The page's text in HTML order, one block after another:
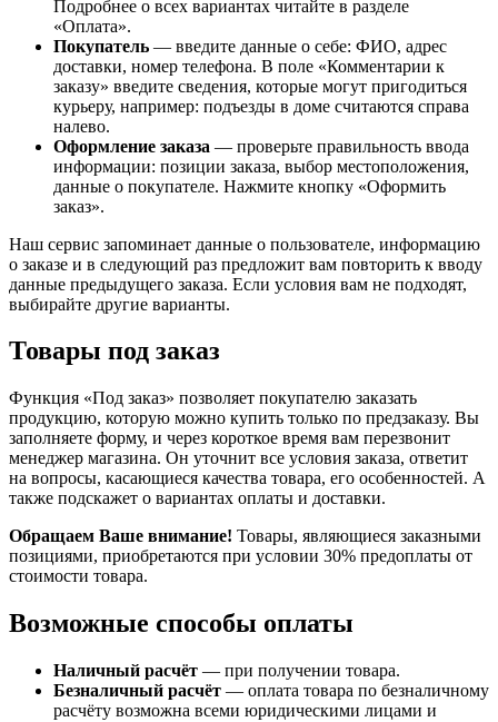
Подробнее о всех вариантах читайте в разделе
«Оплата».
Покупатель — введите данные о себе: ФИО, адрес
доставки, номер телефона. В поле «Комментарии к
заказу» введите сведения, которые могут пригодиться
курьеру, например: подъезды в доме считаются справа
налево.
Оформление заказа — проверьте правильность ввода
информации: позиции заказа, выбор местоположения,
данные о покупателе. Нажмите кнопку «Оформить
заказ».
Наш сервис запоминает данные о пользователе, информацию
о заказе и в следующий раз предложит вам повторить к вводу
данные предыдущего заказа. Если условия вам не подходят,
выбирайте другие варианты.
Товары под заказ
Функция «Под заказ» позволяет покупателю заказать
продукцию, которую можно купить только по предзаказу. Вы
заполняете форму, и через короткое время вам перезвонит
менеджер магазина. Он уточнит все условия заказа, ответит
на вопросы, касающиеся качества товара, его особенностей. А
также подскажет о вариантах оплаты и доставки.
Обращаем Ваше внимание! Товары, являющиеся заказными
позициями, приобретаются при условии 30% предоплаты от
стоимости товара.
Возможные способы оплаты
Наличный расчёт — при получении товара.
Безналичный расчёт — оплата товара по безналичному
расчёту возможна всеми юридическими лицами и